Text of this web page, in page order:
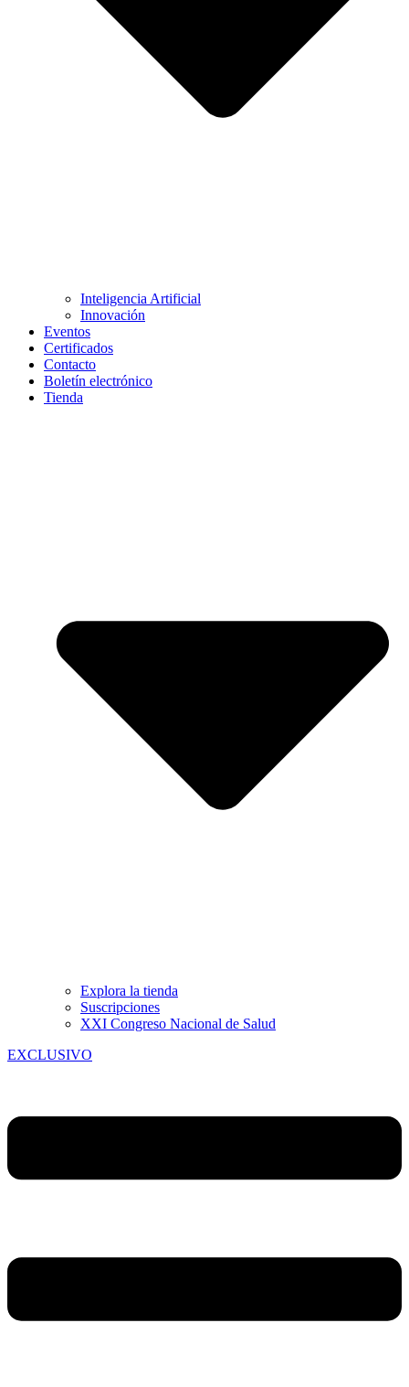
Inteligencia Artificial
Innovación
Eventos
Certificados
Contacto
Boletín electrónico
Tienda
Explora la tienda
Suscripciones
XXI Congreso Nacional de Salud
EXCLUSIVO